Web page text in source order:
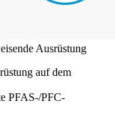
Ausrüstung
auf dem
PFAS-/PFC-